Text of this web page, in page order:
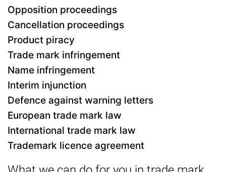
Opposition proceedings
Cancellation proceedings
Product piracy
Trade mark infringement
Name infringement
Interim injunction
Defence against warning letters
European trade mark law
International trade mark law
Trademark licence agreement